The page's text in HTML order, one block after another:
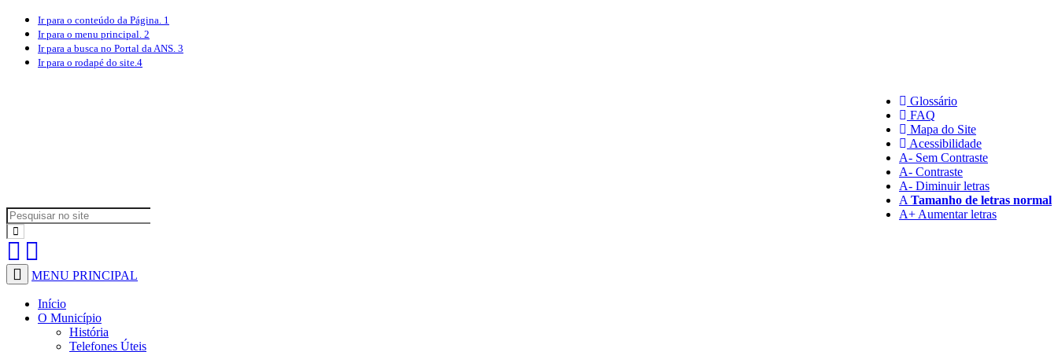
Ir para o conteúdo da Página. 1
Ir para o menu principal. 2
Ir para a busca no Portal da ANS. 3
Ir para o rodapé do site.4
Glossário
FAQ
Mapa do Site
Acessibilidade
A- Sem Contraste
A- Contraste
A- Diminuir letras
A Tamanho de letras normal
A+ Aumentar letras
MENU PRINCIPAL
Início
O Município
História
Telefones Úteis